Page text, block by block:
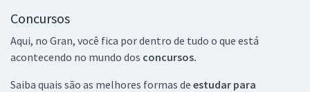
Concursos
Aqui, no Gran, você fica por dentro de tudo o que está
acontecendo no mundo dos concursos.
Saiba quais são as melhores formas de estudar para